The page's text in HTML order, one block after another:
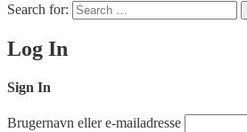
Search for:
Log In
Sign In
Brugernavn eller e-mailadresse